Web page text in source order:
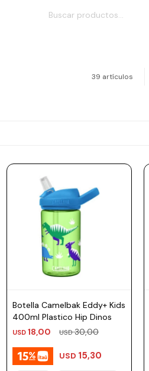
39 artículos
Botella Camelbak Eddy+ Kids
400ml Plastico Hip Dinos
USD 18,00 USD 30,00
USD 15,30